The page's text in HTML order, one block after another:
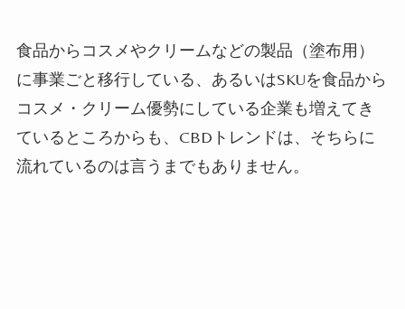
食品からコスメやクリームなどの製品（塗布用）
に事業ごと移行している、あるいはSKUを食品から
コスメ・クリーム優勢にしている企業も増えてき
ているところからも、CBDトレンドは、そちらに
流れているのは言うまでもありません。